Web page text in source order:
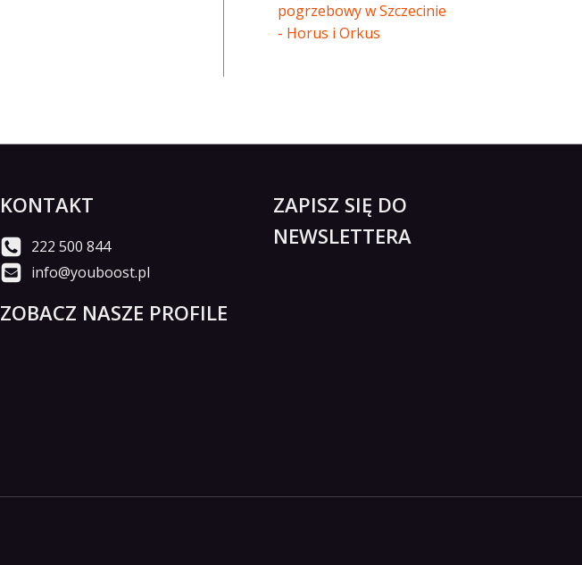
pogrzebowy w Szczecinie
- Horus i Orkus
KONTAKT
222 500 844
info@youboost.pl
ZOBACZ NASZE PROFILE
ZAPISZ SIĘ DO
NEWSLETTERA